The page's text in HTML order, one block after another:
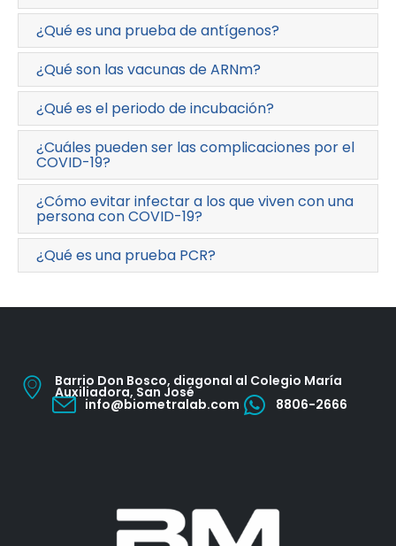
¿Qué es una prueba de antígenos?
¿Qué son las vacunas de ARNm?
¿Qué es el periodo de incubación?
¿Cuáles pueden ser las complicaciones por el
COVID-19?
¿Cómo evitar infectar a los que viven con una
persona con COVID-19?
¿Qué es una prueba PCR?
Barrio Don Bosco, diagonal al Colegio María
Auxiliadora, San José
info@biometralab.com 8806-2666